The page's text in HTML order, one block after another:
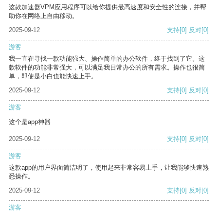
这款加速器VPM应用程序可以给你提供最高速度和安全性的连接，并帮
助你在网络上自由移动。
2025-09-12
支持[0] 反对[0]
游客
我一直在寻找一款功能强大、操作简单的办公软件，终于找到了它。这
款软件的功能非常强大，可以满足我日常办公的所有需求。操作也很简
单，即使是小白也能快速上手。
2025-09-12
支持[0] 反对[0]
游客
这个是app神器
2025-09-12 支持[0] 反对[0]
游客
这款app的用户界面简洁明了，使用起来非常容易上手，让我能够快速熟
悉操作。
2025-09-12
支持[0] 反对[0]
游客